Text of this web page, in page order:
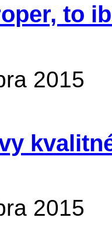
to
2015
2015